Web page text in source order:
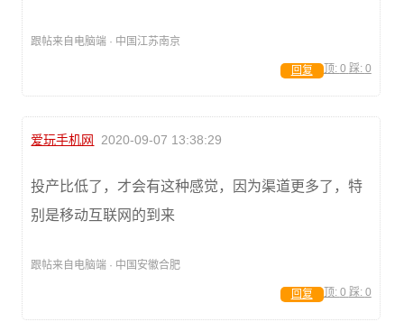
跟帖来自电脑端 · 中国江苏南京
顶: 0 踩: 0
回复
爱玩手机网 2020-09-07 13:38:29
投产比低了，才会有这种感觉，因为渠道更多了，特
别是移动互联网的到来
跟帖来自电脑端 · 中国安徽合肥
顶: 0 踩: 0
回复